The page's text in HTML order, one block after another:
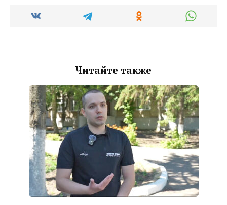
Читайте также